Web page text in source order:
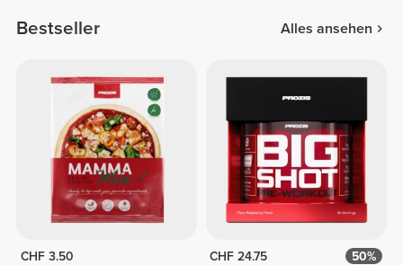
Bestseller Alles ansehen
CHF 3.50
CHF 24.75
50%